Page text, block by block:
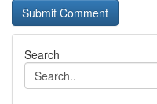
Search